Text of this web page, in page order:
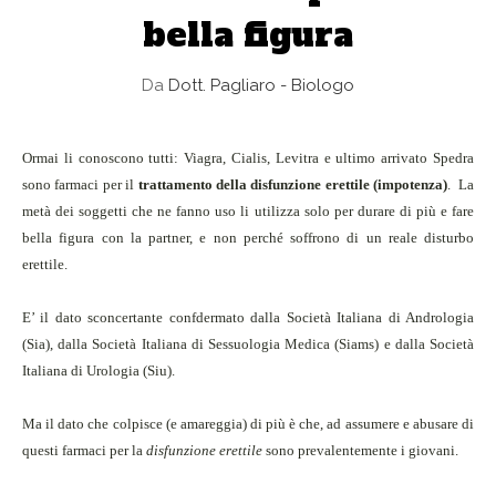
bella figura
Da Dott. Pagliaro - Biologo
Ormai li conoscono tutti: Viagra, Cialis, Levitra e ultimo arrivato Spedra
sono farmaci per il trattamento della disfunzione erettile (impotenza). La
metà dei soggetti che ne fanno uso li utilizza solo per durare di più e fare
bella figura con la partner, e non perché soffrono di un reale disturbo
erettile.
E’ il dato sconcertante confdermato dalla Società Italiana di Andrologia
(Sia), dalla Società Italiana di Sessuologia Medica (Siams) e dalla Società
Italiana di Urologia (Siu).
Ma il dato che colpisce (e amareggia) di più è che, ad assumere e abusare di
questi farmaci per la disfunzione erettile sono prevalentemente i giovani.